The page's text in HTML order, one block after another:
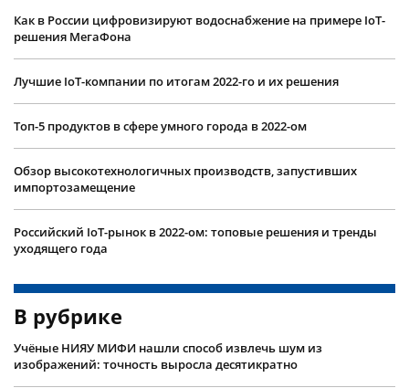
Как в России цифровизируют водоснабжение на примере IoT-
решения МегаФона
Лучшие IoT-компании по итогам 2022-го и их решения
Топ-5 продуктов в сфере умного города в 2022-ом
Обзор высокотехнологичных производств, запустивших
импортозамещение
Российский IoT-рынок в 2022-ом: топовые решения и тренды
уходящего года
В рубрике
Учëные НИЯУ МИФИ нашли способ извлечь шум из
изображений: точность выросла десятикратно